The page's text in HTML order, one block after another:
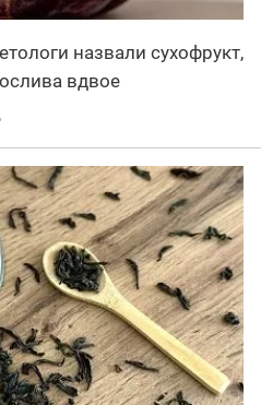
назвали сухофрукт,
вдвое